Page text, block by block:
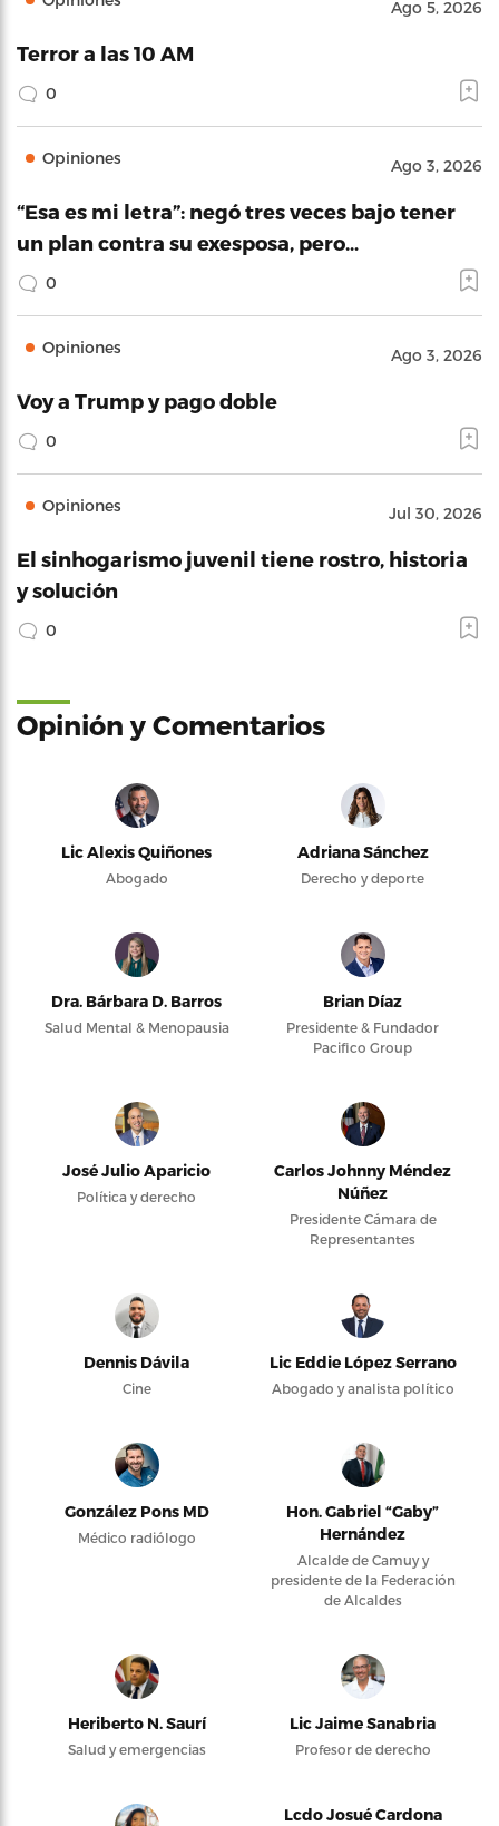
Ago 5, 2026
Terror a las 10 AM
0
Opiniones Ago 3, 2026
“Esa es mi letra”: negó tres veces bajo tener
un plan contra su exesposa, pero…
0
Opiniones Ago 3, 2026
Voy a Trump y pago doble
0
Opiniones Jul 30, 2026
El sinhogarismo juvenil tiene rostro, historia
y solución
0
Opinión y Comentarios
Lic Alexis Quiñones
Abogado
Adriana Sánchez
Derecho y deporte
Dra. Bárbara D. Barros
Salud Mental & Menopausia
Brian Díaz
Presidente & Fundador
Pacifico Group
José Julio Aparicio
Política y derecho
Carlos Johnny Méndez
Núñez
Presidente Cámara de
Representantes
Dennis Dávila
Cine
Lic Eddie López Serrano
Abogado y analista político
González Pons MD
Médico radiólogo
Hon. Gabriel “Gaby”
Hernández
Alcalde de Camuy y
presidente de la Federación
de Alcaldes
Heriberto N. Saurí
Salud y emergencias
Lic Jaime Sanabria
Profesor de derecho
Lcdo Josué Cardona